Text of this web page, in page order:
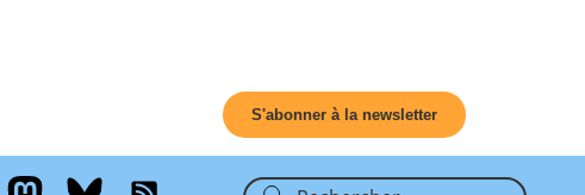
S'abonner à la newsletter